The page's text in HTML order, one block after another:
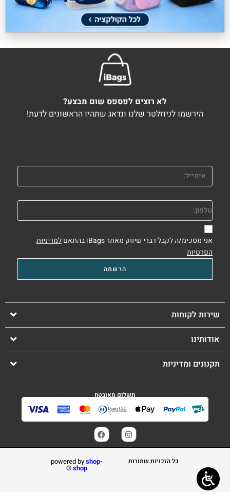
לא רוצים לפספס שום מבצע?
הירשמו לניוזלטר שלנו ונדאג שתהיו הראשונים לדעת!
אני מסכימ/ה לקבל דברי שיווק מאתר iBags בהתאם
למדיניות
הפרטיות
שירות לקוחות
אודותינו
תקנונים ומדיניות
תשלום מאובטח
כל הזכויות שמורות powered byshop-
shop
©️